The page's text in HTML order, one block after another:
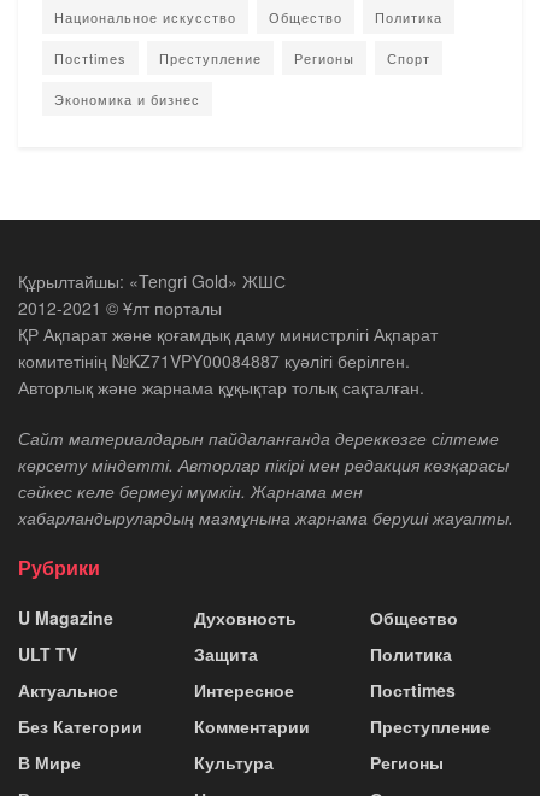
Национальное искусство Общество Политика
Постtimes Преступление Регионы Спорт
Экономика и бизнес
Құрылтайшы: «Tengri Gold» ЖШС
2012-2021 © Ұлт порталы
ҚР Ақпарат және қоғамдық даму министрлігі Ақпарат
комитетінің №KZ71VPY00084887 куәлігі берілген.
Авторлық және жарнама құқықтар толық сақталған.
Сайт материалдарын пайдаланғанда дереккөзге сілтеме
көрсету міндетті. Авторлар пікірі мен редакция көзқарасы
сәйкес келе бермеуі мүмкін. Жарнама мен
хабарландырулардың мазмұнына жарнама беруші жауапты.
Рубрики
U Magazine
ULT TV
Актуальное
Без Категории
В Мире
Духовность
Защита
Интересное
Комментарии
Культура
Общество
Политика
Постtimes
Преступление
Регионы